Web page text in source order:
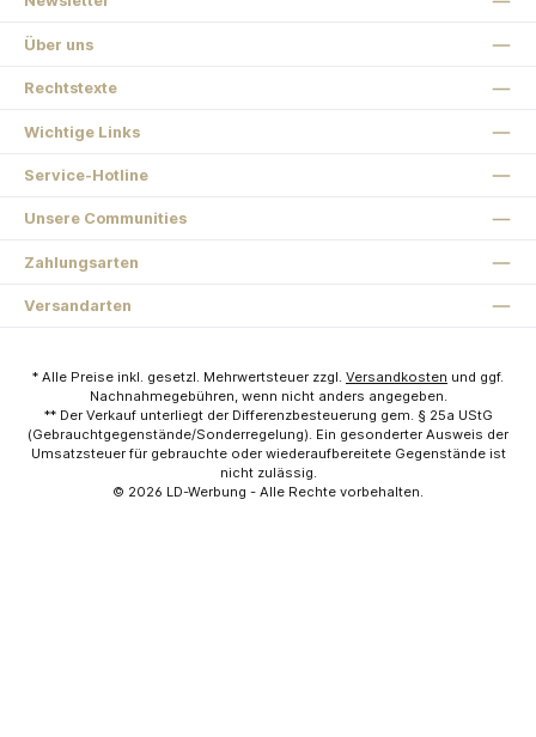
Über uns
Rechtstexte
Wichtige Links
Service-Hotline
Unsere Communities
Zahlungsarten
Versandarten
* Alle Preise inkl. gesetzl. Mehrwertsteuer zzgl. Versandkosten und ggf.
Nachnahmegebühren, wenn nicht anders angegeben.
** Der Verkauf unterliegt der Differenzbesteuerung gem. § 25a UStG
(Gebrauchtgegenstände/Sonderregelung). Ein gesonderter Ausweis der
Umsatzsteuer für gebrauchte oder wiederaufbereitete Gegenstände ist
nicht zulässig.
© 2026 LD-Werbung - Alle Rechte vorbehalten.